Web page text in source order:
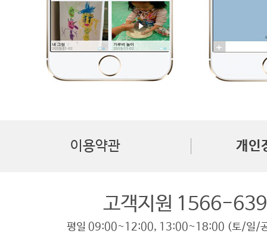
이용약관 개인
고객지원 1566-
평일 09:00~12:00, 13:00~18:00 (토/일/